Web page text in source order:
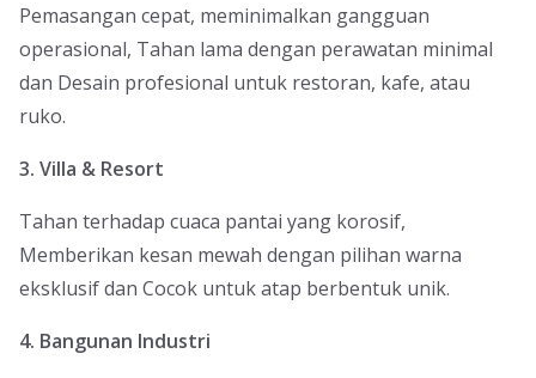
Pemasangan cepat, meminimalkan gangguan
operasional, Tahan lama dengan perawatan minimal
dan Desain profesional untuk restoran, kafe, atau
ruko.
3. Villa & Resort
Tahan terhadap cuaca pantai yang korosif,
Memberikan kesan mewah dengan pilihan warna
eksklusif dan Cocok untuk atap berbentuk unik.
4. Bangunan Industri